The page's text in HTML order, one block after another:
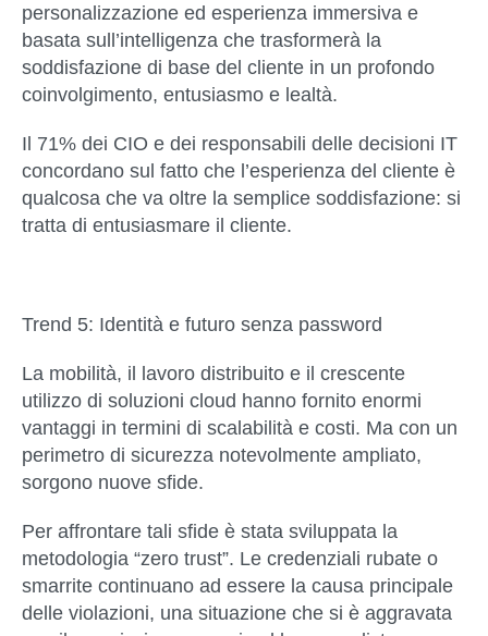
personalizzazione ed esperienza immersiva e
basata sull’intelligenza che trasformerà la
soddisfazione di base del cliente in un profondo
coinvolgimento, entusiasmo e lealtà.
Il 71% dei CIO e dei responsabili delle decisioni IT
concordano sul fatto che l’esperienza del cliente è
qualcosa che va oltre la semplice soddisfazione: si
tratta di entusiasmare il cliente.
Trend 5: Identità e futuro senza password
La mobilità, il lavoro distribuito e il crescente
utilizzo di soluzioni cloud hanno fornito enormi
vantaggi in termini di scalabilità e costi. Ma con un
perimetro di sicurezza notevolmente ampliato,
sorgono nuove sfide.
Per affrontare tali sfide è stata sviluppata la
metodologia “zero trust”. Le credenziali rubate o
smarrite continuano ad essere la causa principale
delle violazioni, una situazione che si è aggravata